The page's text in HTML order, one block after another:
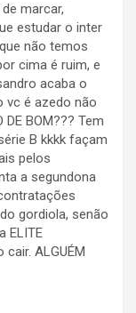
marcar,
estudar o inter
não temos
cima é ruim, e
acaba o
vc é azedo não
BOM??? Tem
B kkkk façam
pelos
a segundona
gordiola, senão
ELITE
ALGUÉM